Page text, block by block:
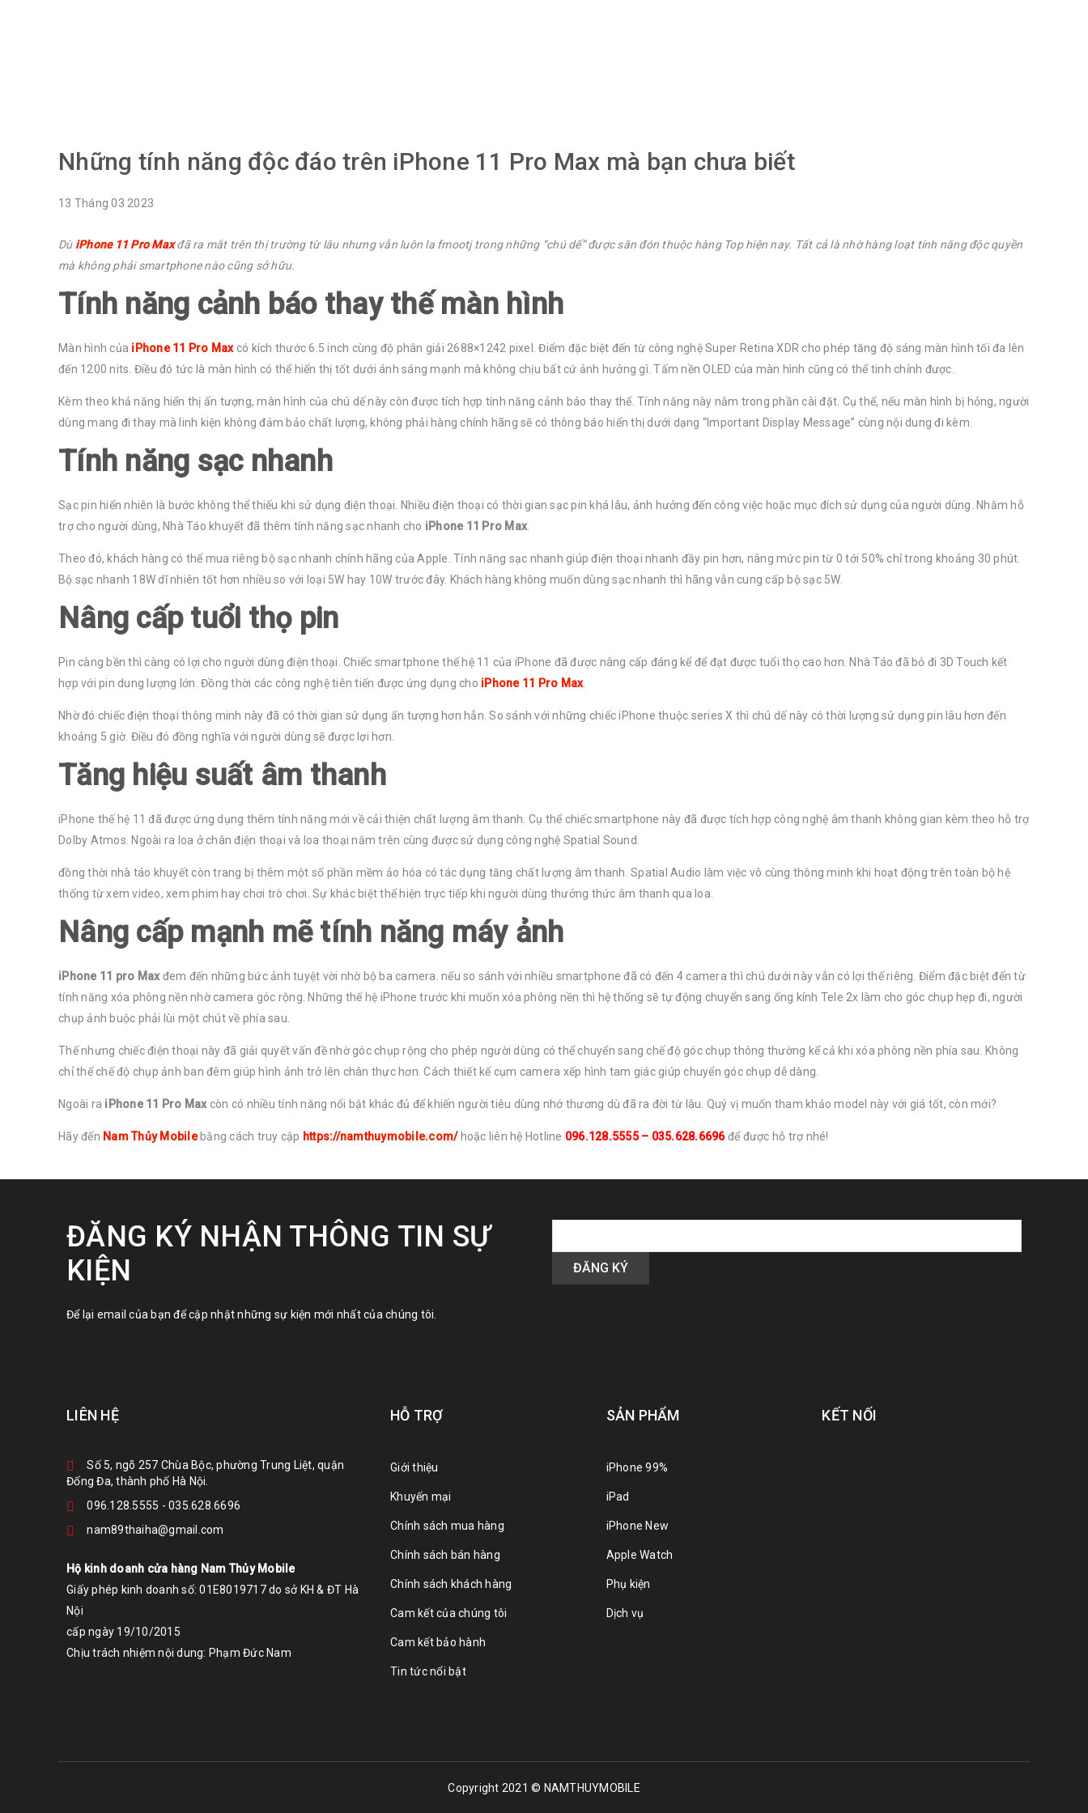
Những tính năng độc đáo trên iPhone 11 Pro Max mà bạn chưa biết
13 Tháng 03 2023
Dù iPhone 11 Pro Maxđã ra mắt trên thị trường từ lâu nhưng vẫn luôn la fmootj trong những “chú dế” được săn đón thuộc hàng Top hiện nay. Tất cả là nhờ hàng loạt tính năng độc quyền
mà không phải smartphone nào cũng sở hữu.
Tính năng cảnh báo thay thế màn hình
Màn hình của iPhone 11 Pro Max có kích thước 6.5 inch cùng độ phân giải 2688×1242 pixel. Điểm đặc biệt đến từ công nghệ Super Retina XDR cho phép tăng độ sáng màn hình tối đa lên
đến 1200 nits. Điều đó tức là màn hình có thể hiển thị tốt dưới ánh sáng mạnh mà không chịu bất cứ ảnh hưởng gì. Tấm nền OLED của màn hình cũng có thể tinh chỉnh được.
Kèm theo khả năng hiển thị ấn tượng, màn hình của chú dế này còn được tích hợp tính năng cảnh báo thay thế. Tính năng này nằm trong phần cài đặt. Cụ thể, nếu màn hình bị hỏng, người
dùng mang đi thay mà linh kiện không đảm bảo chất lượng, không phải hàng chính hãng sẽ có thông báo hiển thị dưới dạng “Important Display Message” cùng nội dung đi kèm.
Tính năng sạc nhanh
Sạc pin hiển nhiên là bước không thể thiếu khi sử dụng điện thoại. Nhiều điện thoại có thời gian sạc pin khá lâu, ảnh hưởng đến công việc hoặc mục đích sử dụng của người dùng. Nhằm hỗ
trợ cho người dùng, Nhà Táo khuyết đã thêm tính năng sạc nhanh cho iPhone 11 Pro Max.
Theo đó, khách hàng có thể mua riêng bộ sạc nhanh chính hãng của Apple. Tính năng sạc nhanh giúp điện thoại nhanh đầy pin hơn, nâng mức pin từ 0 tới 50% chỉ trong khoảng 30 phút.
Bộ sạc nhanh 18W dĩ nhiên tốt hơn nhiều so với loại 5W hay 10W trước đây. Khách hàng không muốn dùng sạc nhanh thì hãng vẫn cung cấp bộ sạc 5W.
Nâng cấp tuổi thọ pin
Pin càng bền thì càng có lợi cho người dùng điện thoại. Chiếc smartphone thế hệ 11 của iPhone đã được nâng cấp đáng kể để đạt được tuổi thọ cao hơn. Nhà Táo đã bỏ đi 3D Touch kết
hợp với pin dung lượng lớn. Đồng thời các công nghệ tiên tiến được ứng dụng cho iPhone 11 Pro Max.
Nhờ đó chiếc điện thoại thông minh này đã có thời gian sử dụng ấn tượng hơn hẳn. So sánh với những chiếc iPhone thuộc series X thì chú dế này có thời lượng sử dụng pin lâu hơn đến
khoảng 5 giờ. Điều đó đồng nghĩa với người dùng sẽ được lợi hơn.
Tăng hiệu suất âm thanh
iPhone thế hệ 11 đã được ứng dụng thêm tính năng mới về cải thiện chất lượng âm thanh. Cụ thể chiếc smartphone này đã được tích hợp công nghệ âm thanh không gian kèm theo hỗ trợ
Dolby Atmos. Ngoài ra loa ở chân điện thoại và loa thoại nằm trên cùng được sử dụng công nghệ Spatial Sound.
đồng thời nhà táo khuyết còn trang bị thêm một số phần mềm ảo hóa có tác dụng tăng chất lượng âm thanh. Spatial Audio làm việc vô cùng thông minh khi hoạt động trên toàn bộ hệ
thống từ xem video, xem phim hay chơi trò chơi. Sự khác biệt thể hiện trực tiếp khi người dùng thưởng thức âm thanh qua loa.
Nâng cấp mạnh mẽ tính năng máy ảnh
iPhone 11 pro Maxđem đến những bức ảnh tuyệt vời nhờ bộ ba camera. nếu so sánh với nhiều smartphone đã có đến 4 camera thì chú dưới này vẫn có lợi thế riêng. Điểm đặc biệt đến từ
tính năng xóa phông nền nhờ camera góc rộng. Những thế hệ iPhone trước khi muốn xóa phông nền thì hệ thống sẽ tự động chuyển sang ống kính Tele 2x làm cho góc chụp hẹp đi, người
chụp ảnh buộc phải lùi một chút về phía sau.
Thế nhưng chiếc điện thoại này đã giải quyết vấn đề nhờ góc chụp rộng cho phép người dùng có thể chuyển sang chế độ góc chụp thông thường kể cả khi xóa phông nền phía sau. Không
chỉ thế chế độ chụp ảnh ban đêm giúp hình ảnh trở lên chân thực hơn. Cách thiết kế cụm camera xếp hình tam giác giúp chuyển góc chụp dễ dàng.
Ngoài ra iPhone 11 Pro Max còn có nhiều tính năng nổi bật khác đủ để khiến người tiêu dùng nhớ thương dù đã ra đời từ lâu. Quý vị muốn tham khảo model này với giá tốt, còn mới?
Hãy đến Nam Thủy Mobile bằng cách truy cập https://namthuymobile.com/hoặc liên hệ Hotline 096.128.5555 – 035.628.6696để được hỗ trợ nhé!
ĐĂNG KÝ NHẬN THÔNG TIN SỰ
KIỆN
Để lại email của bạn để cập nhật những sự kiện mới nhất của chúng tôi.
LIÊN HỆ
Số 5, ngõ 257 Chùa Bộc, phường Trung Liệt, quận
Đống Đa, thành phố Hà Nội.
096.128.5555 - 035.628.6696
nam89thaiha@gmail.com
Hộ kinh doanh cửa hàng Nam Thủy Mobile
Giấy phép kinh doanh số: 01E8019717 do sở KH & ĐT Hà
Nội
cấp ngày 19/10/2015
Chịu trách nhiệm nội dung: Phạm Đức Nam
HỖ TRỢ
Giới thiệu
Khuyến mại
Chính sách mua hàng
Chính sách bán hàng
Chính sách khách hàng
Cam kết của chúng tôi
Cam kết bảo hành
Tin tức nổi bật
SẢN PHẨM
iPhone 99%
iPad
iPhone New
Apple Watch
Phụ kiện
Dịch vụ
KẾT NỐI
Copyright 2021 © NAMTHUYMOBILE